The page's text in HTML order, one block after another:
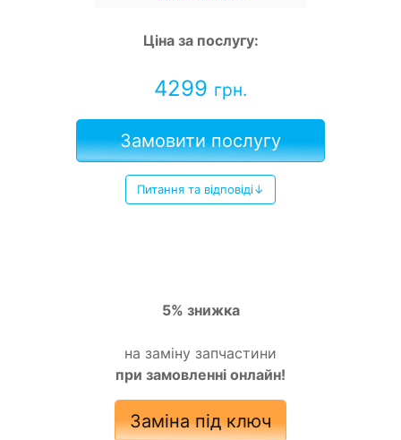
Ціна за послугу:
4299 грн.
Замовити послугу
Питання та відповіді↓
5% знижка
на заміну запчастини
при замовленні онлайн!
Заміна під ключ